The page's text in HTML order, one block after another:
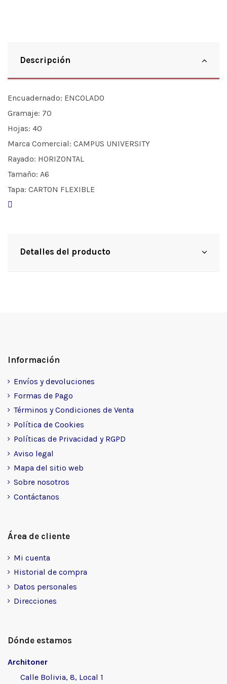
Descripción
Encuadernado: ENCOLADO
Gramaje: 70
Hojas: 40
Marca Comercial: CAMPUS UNIVERSITY
Rayado: HORIZONTAL
Tamaño: A6
Tapa: CARTON FLEXIBLE
Detalles del producto
Información
Envíos y devoluciones
Formas de Pago
Términos y Condiciones de Venta
Política de Cookies
Políticas de Privacidad y RGPD
Aviso legal
Mapa del sitio web
Sobre nosotros
Contáctanos
Área de cliente
Mi cuenta
Historial de compra
Datos personales
Direcciones
Dónde estamos
Architoner
Calle Bolivia, 8, Local 1